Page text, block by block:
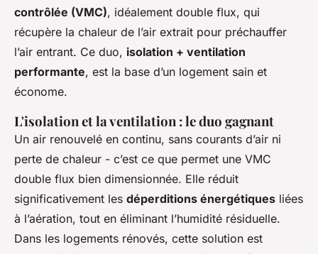
contrôlée (VMC), idéalement double flux, qui
récupère la chaleur de l’air extrait pour préchauffer
l’air entrant. Ce duo, isolation + ventilation
performante, est la base d’un logement sain et
économe.
L'isolation et la ventilation : le duo gagnant
Un air renouvelé en continu, sans courants d’air ni
perte de chaleur - c’est ce que permet une VMC
double flux bien dimensionnée. Elle réduit
significativement les déperditions énergétiques liées
à l’aération, tout en éliminant l’humidité résiduelle.
Dans les logements rénovés, cette solution est